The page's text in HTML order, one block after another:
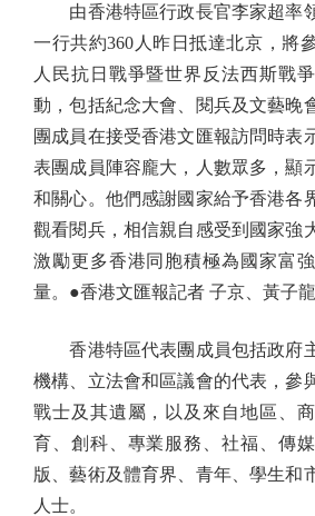
由香港特區行政長官李家超率
一行共約360人昨日抵達北京，將
人民抗日戰爭暨世界反法西斯戰
動，包括紀念大會、閱兵及文藝晚
團成員在接受香港文匯報訪問時表
表團成員陣容龐大，人數眾多，顯
和關心。他們感謝國家給予香港各
觀看閱兵，相信親自感受到國家強
激勵更多香港同胞積極為國家富
量。●香港文匯報記者 子京、黃子龍
香港特區代表團成員包括政府
機構、立法會和區議會的代表，參
戰士及其遺屬，以及來自地區、
育、創科、專業服務、社福、傳
版、藝術及體育界、青年、學生和
人士。